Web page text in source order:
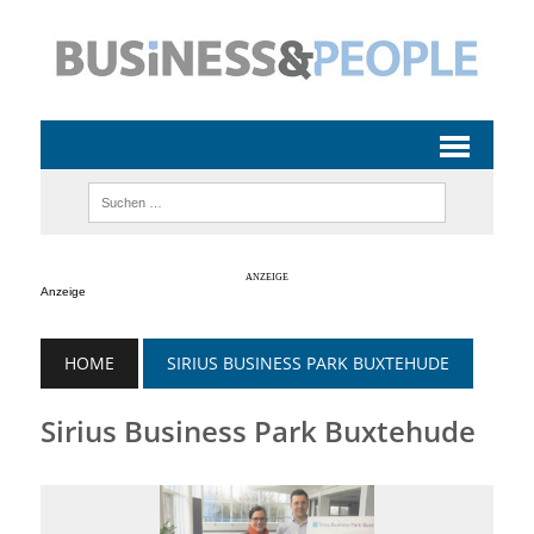
Anzeige
HOME SIRIUS BUSINESS PARK BUXTEHUDE
Sirius Business Park Buxtehude